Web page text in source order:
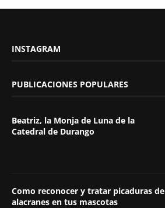
INSTAGRAM
PUBLICACIONES POPULARES
Beatriz, la Monja de Luna de la
Catedral de Durango
Como reconocer y tratar picaduras de
alacranes en tus mascotas